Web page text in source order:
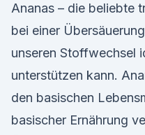
Ananas – die beliebte
bei einer
unseren Stoffwechsel
unterstützen kann.
den basischen
basischer Ernährung